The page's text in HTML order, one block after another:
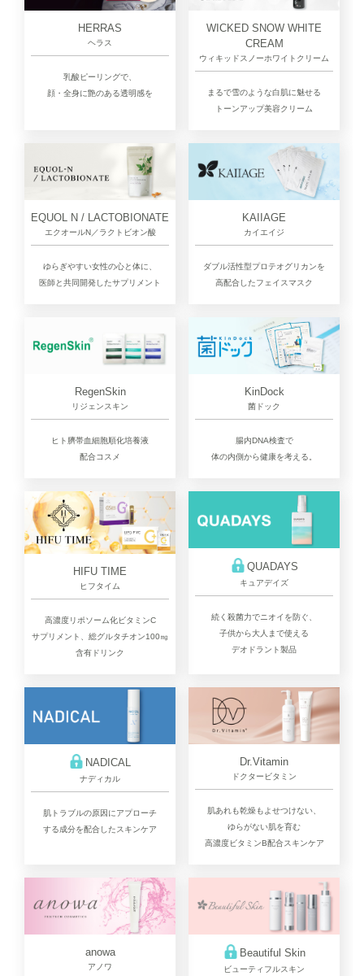
HERRAS
ヘラス
乳酸ピーリングで、
顔・全身に艶のある透明感を
WICKED SNOW WHITE
CREAM
ウィキッドスノーホワイトクリーム
まるで雪のような白肌に魅せる
トーンアップ美容クリーム
EQUOL N / LACTOBIONATE
エクオールN／ラクトビオン酸
ゆらぎやすい女性の心と体に、
医師と共同開発したサプリメント
KAIIAGE
カイエイジ
ダブル活性型プロテオグリカンを
高配合したフェイスマスク
RegenSkin
リジェンスキン
ヒト臍帯血細胞順化培養液
配合コスメ
KinDock
菌ドック
腸内DNA検査で
体の内側から健康を考える。
HIFU TIME
ヒフタイム
高濃度リポソーム化ビタミンC
サプリメント、総グルタチオン100㎎
含有ドリンク
QUADAYS
キュアデイズ
続く殺菌力でニオイを防ぐ、
子供から大人まで使える
デオドラント製品
NADICAL
ナディカル
肌トラブルの原因にアプローチ
する成分を配合したスキンケア
Dr.Vitamin
ドクタービタミン
肌あれも乾燥もよせつけない、
ゆらがない肌を育む
高濃度ビタミンB配合スキンケア
anowa
アノワ
Beautiful Skin
ビューティフルスキン